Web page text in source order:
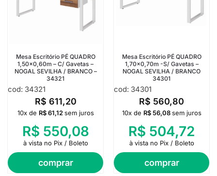
Mesa Escritório PÉ QUADRO
1,50×0,60m – C/ Gavetas –
NOGAL SEVILHA / BRANCO –
34321
cod: 34321
R$ 611,20
comprar
10x de R$61,12 sem juros
R$ 550,08
à vista no Pix / Boleto
Mesa Escritório PÉ QUADRO
1,70×0,70m -S/ Gavetas –
NOGAL SEVILHA / BRANCO
34301
cod: 34301
R$ 560,80
comprar
10x de R$56,08 sem juros
R$ 504,72
à vista no Pix / Boleto